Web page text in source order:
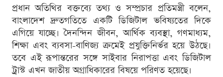
প্রধান অতিথির বক্তব্যে তথ্য ও সম্প্রচার প্রতিমন্ত্রী বলেন,
বাংলাদেশ দ্রুতগতিতে একটি ডিজিটাল ভবিষ্যতের দিকে
এগিয়ে যাচ্ছে। দৈনন্দিন জীবন, আর্থিক ব্যবস্থা, গণমাধ্যম,
শিক্ষা এবং ব্যবসা-বাণিজ্য ক্রমেই প্রযুক্তিনির্ভর হয়ে উঠছে।
তবে এই রূপান্তরের সঙ্গে সাইবার নিরাপত্তা এবং ডিজিটাল
ট্রাস্ট এখন জাতীয় অগ্রাধিকারের বিষয়ে পরিণত হয়েছে।